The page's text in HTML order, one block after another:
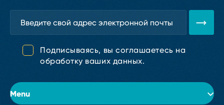
Menu
Подписываясь, вы соглашаетесь на
обработку ваших данных.